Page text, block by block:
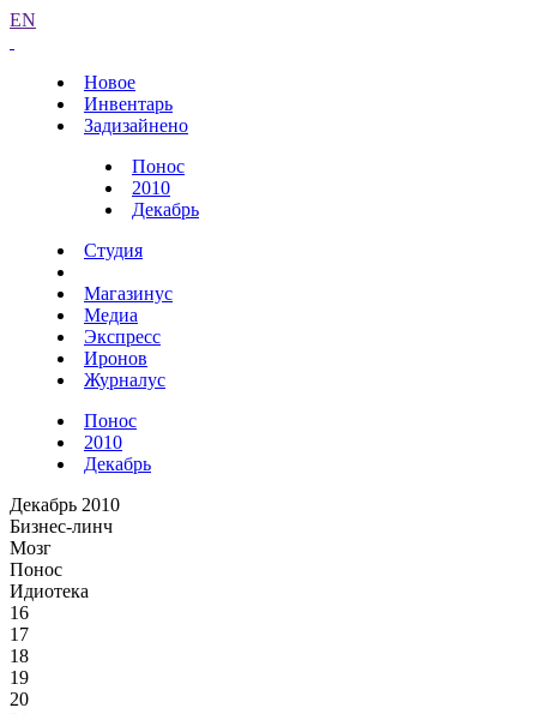
EN
Новое
Инвентарь
Задизайнено
Понос
2010
Декабрь
Студия
Магазинус
Медиа
Экспресс
Иронов
Журналус
Понос
2010
Декабрь
Декабрь 2010
Бизнес-линч
Мозг
Понос
Идиотека
16
17
18
19
20